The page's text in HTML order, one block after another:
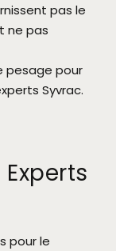
pas le
ne pas
pesage pour
Syvrac.
pour le